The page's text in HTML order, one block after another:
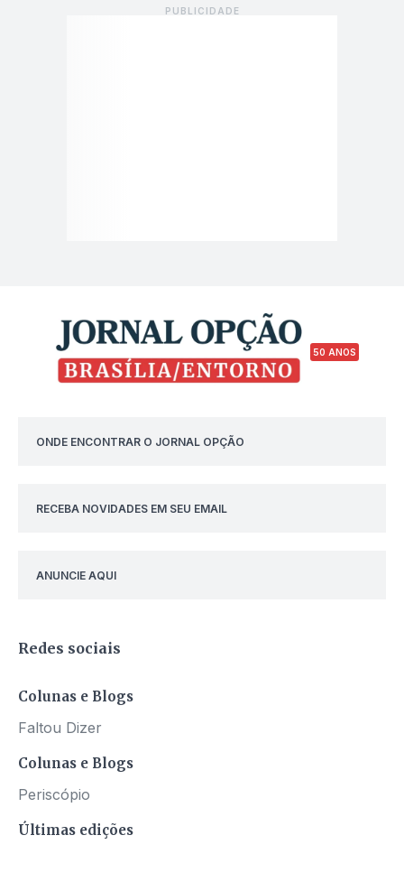
50 ANOS
ONDE ENCONTRAR O JORNAL OPÇÃO
RECEBA NOVIDADES EM SEU EMAIL
ANUNCIE AQUI
Redes sociais
Colunas e Blogs
Faltou Dizer
Colunas e Blogs
Periscópio
Últimas edições